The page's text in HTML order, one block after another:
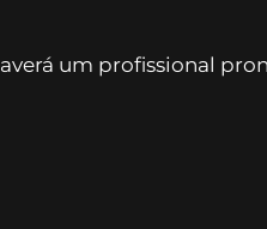
um profissional